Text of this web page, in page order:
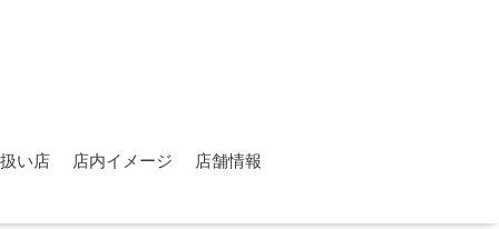
い店 店内イメージ 店舗情報